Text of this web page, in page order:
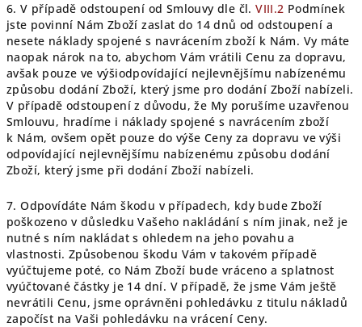
6. V případě odstoupení od Smlouvy dle čl.VIII.2 Podmínek
jste povinní Nám Zboží zaslat do 14 dnů od odstoupení a
nesete náklady spojené s navrácením zboží k Nám. Vy máte
naopak nárok na to, abychom Vám vrátili Cenu za dopravu,
avšak pouze ve výšiodpovídající nejlevnějšímu nabízenému
způsobu dodání Zboží, který jsme pro dodání Zboží nabízeli.
V případě odstoupení z důvodu, že My porušíme uzavřenou
Smlouvu, hradíme i náklady spojené s navrácením zboží
k Nám, ovšem opět pouze do výše Ceny za dopravu ve výši
odpovídající nejlevnějšímu nabízenému způsobu dodání
Zboží, který jsme při dodání Zboží nabízeli.
7. Odpovídáte Nám škodu v případech, kdy bude Zboží
poškozeno v důsledku Vašeho nakládání s ním jinak, než je
nutné s ním nakládat s ohledem na jeho povahu a
vlastnosti. Způsobenou škodu Vám v takovém případě
vyúčtujeme poté, co Nám Zboží bude vráceno a splatnost
vyúčtované částky je 14 dní. V případě, že jsme Vám ještě
nevrátili Cenu, jsme oprávněni pohledávku z titulu nákladů
započíst na Vaši pohledávku na vrácení Ceny.